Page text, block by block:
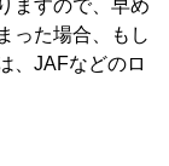
ますので、早め
った場合、もし
、JAFなどのロ